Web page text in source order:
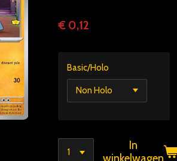
€ 0,12
Basic/Holo
In